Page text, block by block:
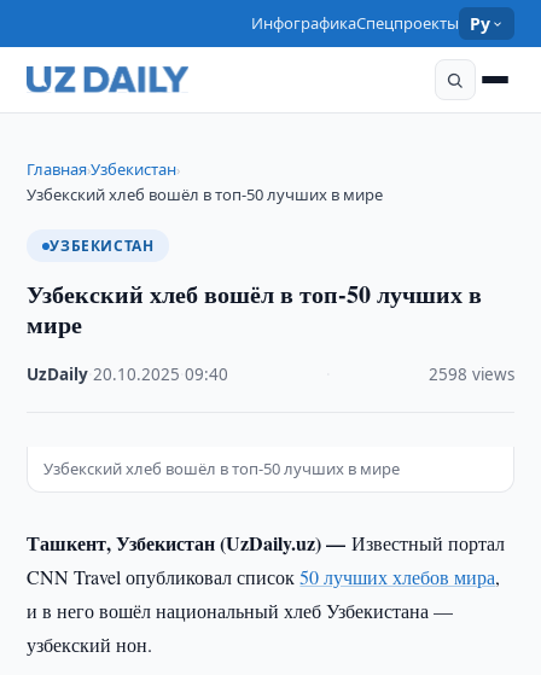
ИнфографикаСпецпроекты Ру
Главная›Узбекистан›
Узбекский хлеб вошёл в топ-50 лучших в мире
УЗБЕКИСТАН
Узбекский хлеб вошёл в топ-50 лучших в
мире
UzDaily ·20.10.2025 ·09:40 2598 views
Узбекский хлеб вошёл в топ-50 лучших в мире
Ташкент, Узбекистан (UzDaily.uz) —Известный портал
CNN Travel опубликовал список50 лучших хлебов мира,
и в него вошёл национальный хлеб Узбекистана —
узбекский нон.